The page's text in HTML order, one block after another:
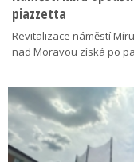
piazzetta
Revitalizace náměstí
nad Moravou získá po